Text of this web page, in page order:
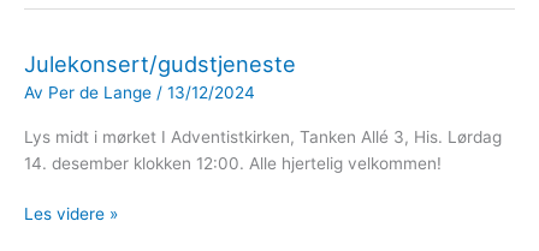
&
Menighetsfest
Julekonsert/gudstjeneste
Av Per de Lange / 13/12/2024
Lys midt i mørket I Adventistkirken, Tanken Allé 3, His. Lørdag
14. desember klokken 12:00. Alle hjertelig velkommen!
Julekonsert/gudstjeneste
Les videre »